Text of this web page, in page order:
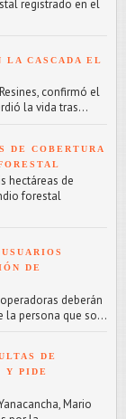
registrado en el
LA CASCADA EL
confirmó el
la vida tras...
DE COBERTURA
hectáreas de
forestal
DE
deberán
la persona que so...
DE
Y PIDE
Mario